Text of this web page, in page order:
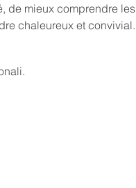
de mieux comprendre les
chaleureux et convivial.